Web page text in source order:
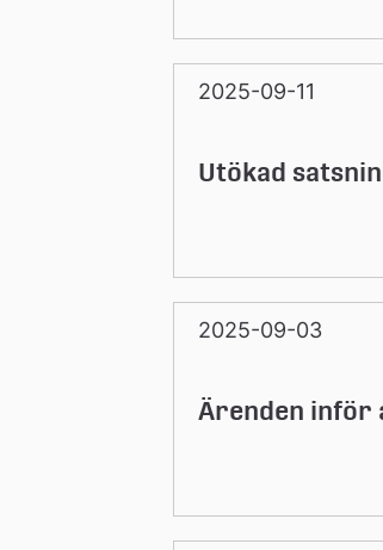
2025-09-11
Utökad
2025-09-03
Ärenden